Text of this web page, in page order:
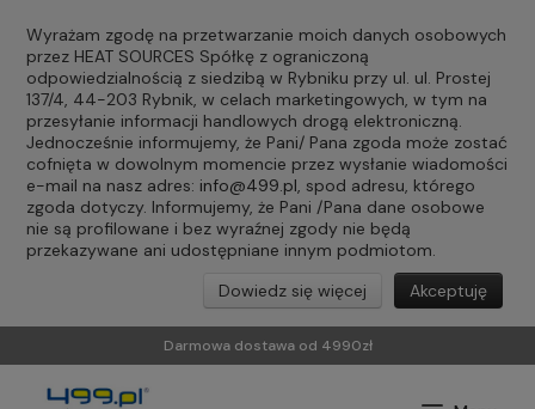
Wyrażam zgodę na przetwarzanie moich danych osobowych
przez HEAT SOURCES Spółkę z ograniczoną
odpowiedzialnością z siedzibą w Rybniku przy ul. ul. Prostej
137/4, 44-203 Rybnik, w celach marketingowych, w tym na
przesyłanie informacji handlowych drogą elektroniczną.
Jednocześnie informujemy, że Pani/ Pana zgoda może zostać
cofnięta w dowolnym momencie przez wysłanie wiadomości
e-mail na nasz adres: info@499.pl, spod adresu, którego
zgoda dotyczy. Informujemy, że Pani /Pana dane osobowe
nie są profilowane i bez wyraźnej zgody nie będą
przekazywane ani udostępniane innym podmiotom.
Akceptuję
Dowiedz się więcej
Darmowa dostawa od 4990zł